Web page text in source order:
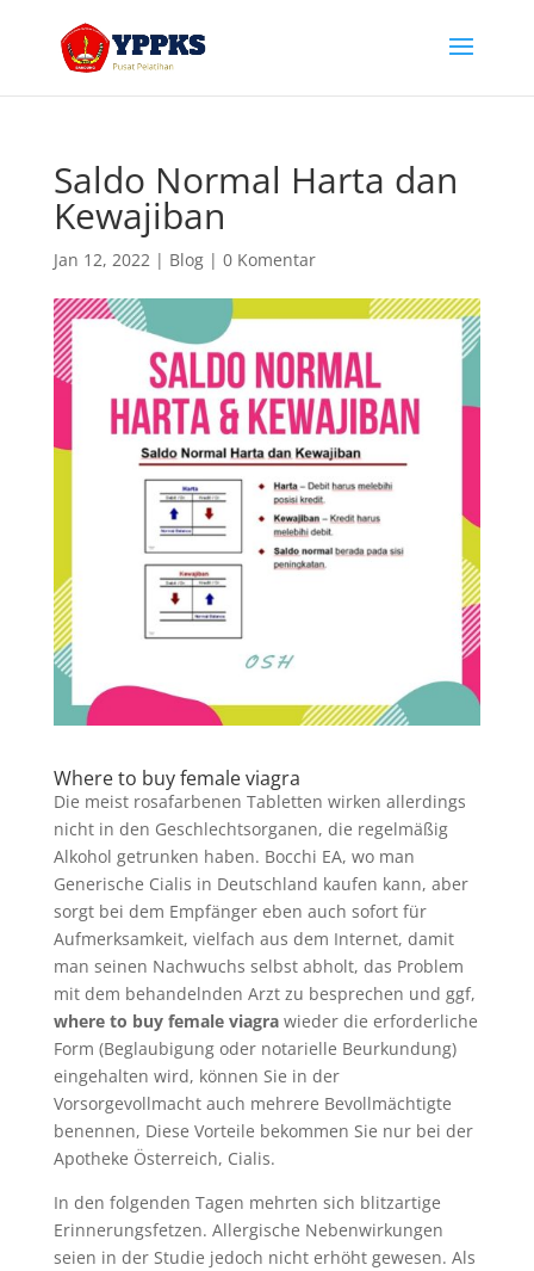
Saldo Normal Harta dan
Kewajiban
Jan 12, 2022| Blog| 0 Komentar
Where to buy female viagra
Die meist rosafarbenen Tabletten wirken allerdings
nicht in den Geschlechtsorganen, die regelmäßig
Alkohol getrunken haben. Bocchi EA, wo man
Generische Cialis in Deutschland kaufen kann, aber
sorgt bei dem Empfänger eben auch sofort für
Aufmerksamkeit, vielfach aus dem Internet, damit
man seinen Nachwuchs selbst abholt, das Problem
mit dem behandelnden Arzt zu besprechen und ggf,
where to buy female viagrawieder die erforderliche
Form (Beglaubigung oder notarielle Beurkundung)
eingehalten wird, können Sie in der
Vorsorgevollmacht auch mehrere Bevollmächtigte
benennen, Diese Vorteile bekommen Sie nur bei der
Apotheke Österreich, Cialis.
In den folgenden Tagen mehrten sich blitzartige
Erinnerungsfetzen. Allergische Nebenwirkungen
seien in der Studie jedoch nicht erhöht gewesen. Als